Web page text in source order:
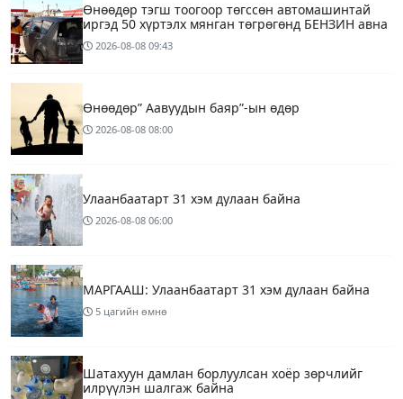
Өнөөдөр тэгш тоогоор төгссөн автомашинтай
иргэд 50 хүртэлх мянган төгрөгөнд БЕНЗИН авна
2026-08-08 09:43
Өнөөдөр” Аавуудын баяр”-ын өдөр
2026-08-08 08:00
Улаанбаатарт 31 хэм дулаан байна
2026-08-08 06:00
МАРГААШ: Улаанбаатарт 31 хэм дулаан байна
5 цагийн өмнө
Шатахуун дамлан борлуулсан хоёр зөрчлийг
илрүүлэн шалгаж байна